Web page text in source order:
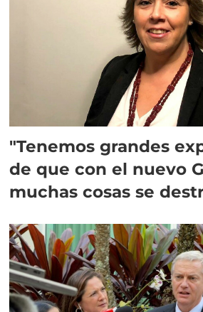
"Tenemos grandes
de que con el nuevo
muchas cosas se